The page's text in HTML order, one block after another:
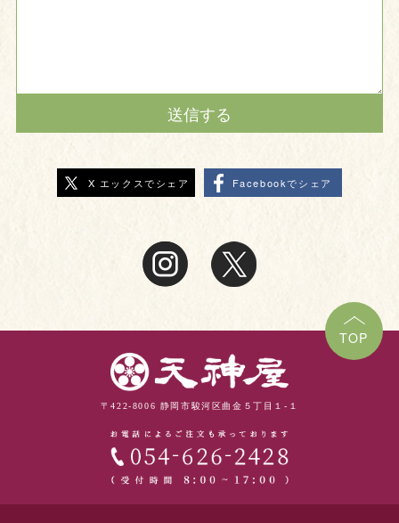
X エックスでシェア Facebookでシェア
TOP
〒422-8006 静岡市駿河区曲金５丁目１-１